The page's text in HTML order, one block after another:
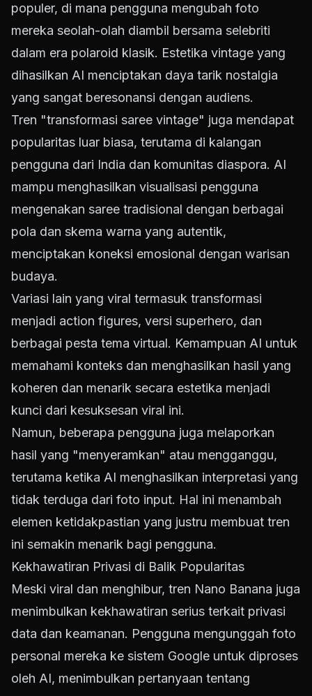
populer, di mana pengguna mengubah foto
mereka seolah-olah diambil bersama selebriti
dalam era polaroid klasik. Estetika vintage yang
dihasilkan AI menciptakan daya tarik nostalgia
yang sangat beresonansi dengan audiens.
Tren "transformasi saree vintage" juga mendapat
popularitas luar biasa, terutama di kalangan
pengguna dari India dan komunitas diaspora. AI
mampu menghasilkan visualisasi pengguna
mengenakan saree tradisional dengan berbagai
pola dan skema warna yang autentik,
menciptakan koneksi emosional dengan warisan
budaya.
Variasi lain yang viral termasuk transformasi
menjadi action figures, versi superhero, dan
berbagai pesta tema virtual. Kemampuan AI untuk
memahami konteks dan menghasilkan hasil yang
koheren dan menarik secara estetika menjadi
kunci dari kesuksesan viral ini.
Namun, beberapa pengguna juga melaporkan
hasil yang "menyeramkan" atau mengganggu,
terutama ketika AI menghasilkan interpretasi yang
tidak terduga dari foto input. Hal ini menambah
elemen ketidakpastian yang justru membuat tren
ini semakin menarik bagi pengguna.
Kekhawatiran Privasi di Balik Popularitas
Meski viral dan menghibur, tren Nano Banana juga
menimbulkan kekhawatiran serius terkait privasi
data dan keamanan. Pengguna mengunggah foto
personal mereka ke sistem Google untuk diproses
oleh AI, menimbulkan pertanyaan tentang